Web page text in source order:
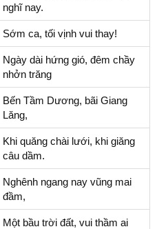
nghĩ nay.
Sớm ca, tối vịnh vui thay!
Ngày dài hứng gió, đêm chầy
nhởn trăng
Bến Tầm Dương, bãi Giang
Lăng,
Khi quăng chài lưới, khi giăng
câu dầm.
Nghênh ngang nay vũng mai
đầm,
Một bầu trời đất, vui thầm ai